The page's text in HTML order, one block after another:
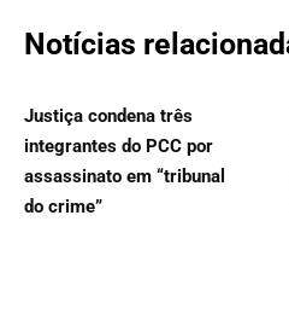
Notícias
Justiça condena três
integrantes do PCC por
assassinato em “tribunal
do crime”